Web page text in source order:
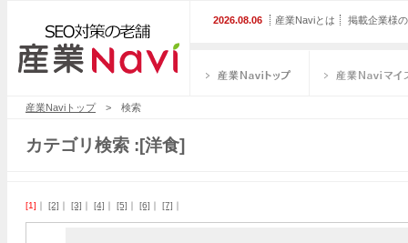
2026.08.06 産業Naviとは 掲載企業様
産業Naviトップ> 検索
カテゴリ検索 :[洋食]
[1] ｜ [2] ｜ [3] ｜ [4] ｜ [5] ｜ [6] ｜ [7] ｜